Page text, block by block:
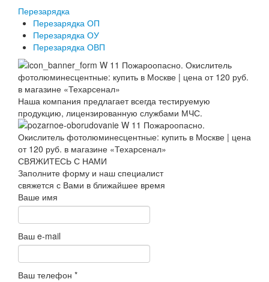
Перезарядка
Перезарядка ОП
Перезарядка ОУ
Перезарядка ОВП
Наша компания предлагает всегда тестируемую
продукцию, лицензированную службами МЧС.
СВЯЖИТЕСЬ С НАМИ
Заполните форму и наш специалист
свяжется с Вами в ближайшее время
Ваше имя
Ваш e-mail
Ваш телефон *